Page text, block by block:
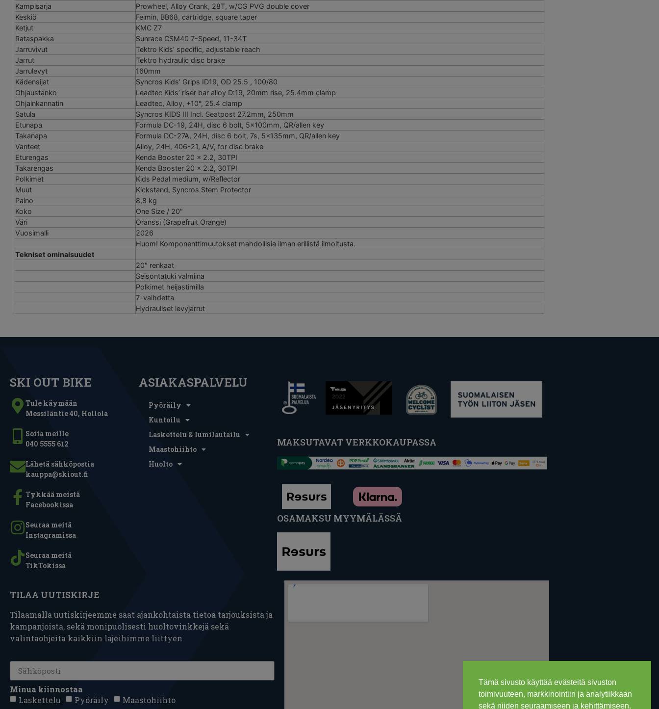
Tämä sivusto käyttää evästeitä sivuston
toimivuuteen, markkinointiin ja analytiikkaan
sekä niiden seuraamiseen ja kehittämiseen.
Kampisarja
Prowheel, Alloy Crank, 28T, w/CG PVG double cover
Keskiö
Feimin, BB68, cartridge, square taper
Ketjut
KMC Z7
Rataspakka
Sunrace CSM40 7-Speed, 11-34T
Jarruvivut
Tektro Kids’ specific, adjustable reach
Jarrut
Tektro hydraulic disc brake
Jarrulevyt
160mm
Kädensijat
Syncros Kids’ Grips ID19, OD 25.5 , 100/80
Ohjaustanko
Leadtec Kids’ riser bar alloy D:19, 20mm rise, 25.4mm clamp
Ohjainkannatin
Leadtec, Alloy, +10°, 25.4 clamp
Satula
Syncros KIDS III Incl. Seatpost 27.2mm, 250mm
Etunapa
Formula DC-19, 24H, disc 6 bolt, 5x100mm, QR/allen key
Takanapa
Formula DC-27A, 24H, disc 6 bolt, 7s, 5x135mm, QR/allen key
Vanteet
Alloy, 24H, 406-21, A/V, for disc brake
Eturengas
Kenda Booster 20 x 2.2, 30TPI
Takarengas
Kenda Booster 20 x 2.2, 30TPI
Polkimet
Kids Pedal medium, w/Reflector
Muut
Kickstand, Syncros Stem Protector
Paino
8,8 kg
Koko
One Size / 20″
Väri
Oranssi (Grapefruit Orange)
Vuosimalli
2026
Huom! Komponenttimuutokset mahdollisia ilman erillistä ilmoitusta.
Tekniset ominaisuudet
20″ renkaat
Seisontatuki valmiina
Polkimet heijastimilla
7-vaihdetta
Hydrauliset levyjarrut
SKI OUT BIKE
Tule käymään
Messiläntie 40, Hollola
Soita meille
040 5555 612
Lähetä sähköpostia
kauppa@skiout.fi
Tykkää meistä
Facebookissa
Seuraa meitä
Instagramissa
Seuraa meitä
TikTokissa
ASIAKASPALVELU
Pyöräily
Kuntoilu
Laskettelu & lumilautailu
Maastohiihto
Huolto
MAKSUTAVAT VERKKOKAUPASSA
OSAMAKSU MYYMÄLÄSSÄ
TILAA UUTISKIRJE
Tilaamalla uutiskirjeemme saat ajankohtaista tietoa tarjouksista ja
kampanjoista, sekä monipuolisesti huoltovinkkejä sekä
valintaohjeita kaikkiin lajeihimme liittyen
Minua kiinnostaa
Laskettelu
Pyöräily Maastohiihto